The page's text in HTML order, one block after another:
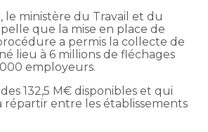
le ministère du Travail et du
que la mise en place de
a permis la collecte de
lieu à 6 millions de fléchages
employeurs.
132,5 M€ disponibles et qui
répartir entre les établissements